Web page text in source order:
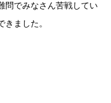
問でみなさん苦戦してい
きました。